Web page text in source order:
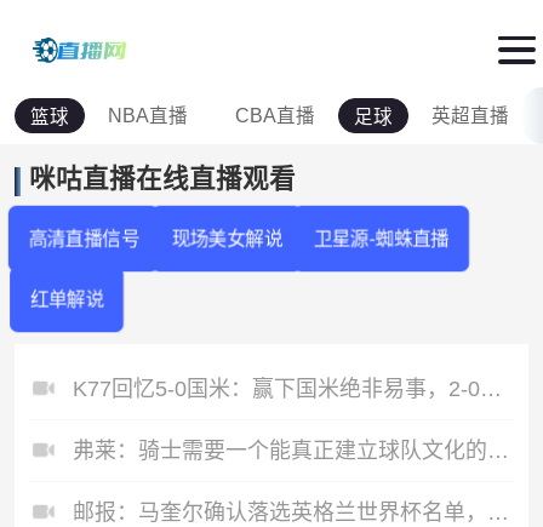
篮球 NBA直播 CBA直播 足球 英超直播
咪咕直播在线直播观看
高清直播信号 现场美女解说 卫星源-蜘蛛直播
红单解说
K77回忆5-0国米：赢下国米绝非易事，2-0后也知他们随时可能追平
弗莱：骑士需要一个能真正建立球队文化的人 哈登&米切尔都不行
邮报：马奎尔确认落选英格兰世界杯名单，但科尔维尔仍有机会入选